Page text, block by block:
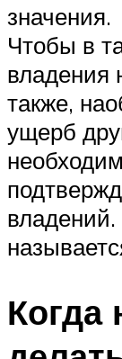
значения.
Чтобы в
владения
также,
ущерб
владений.
Когда